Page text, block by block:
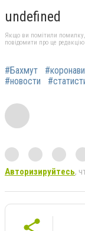
undefined
Якщо ви помітили помилку,
повідомити про це редакцію
#Бахмут
#новости
Авторизируйтесь,